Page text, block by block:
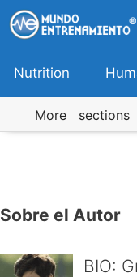
Skip
to
content
Nutrition
More sections
Sobre el Autor
BIO: